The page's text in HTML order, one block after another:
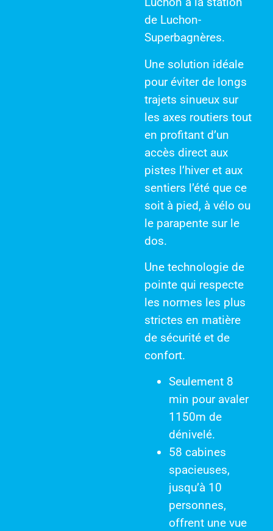
de Luchon-
Superbagnères.
Une solution idéale
pour éviter de longs
trajets sinueux sur
les axes routiers tout
en profitant d’un
accès direct aux
pistes l’hiver et aux
sentiers l’été que ce
soit à pied, à vélo ou
le parapente sur le
dos.
Une technologie de
pointe qui respecte
les normes les plus
strictes en matière
de sécurité et de
confort.
Seulement 8
min pour avaler
1150m de
dénivelé.
58 cabines
spacieuses,
jusqu’à 10
personnes,
offrent une vue